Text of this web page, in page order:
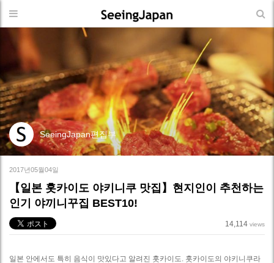
SeeingJapan편집부
2017년05월04일
【일본 홋카이도 야키니쿠 맛집】현지인이 추천하는
인기 야끼니꾸집 BEST10!
14,114 views
일본 안에서도 특히 음식이 맛있다고 알려진 홋카이도. 홋카이도의 야키니쿠라